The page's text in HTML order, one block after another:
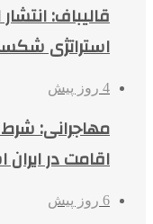
قالیباف:
استراتژی
4 روز پیش
مهاجرانی: شرط
اقامت در
6 روز پیش